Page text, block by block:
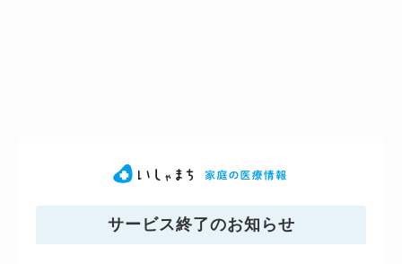
サービス終了のお知らせ